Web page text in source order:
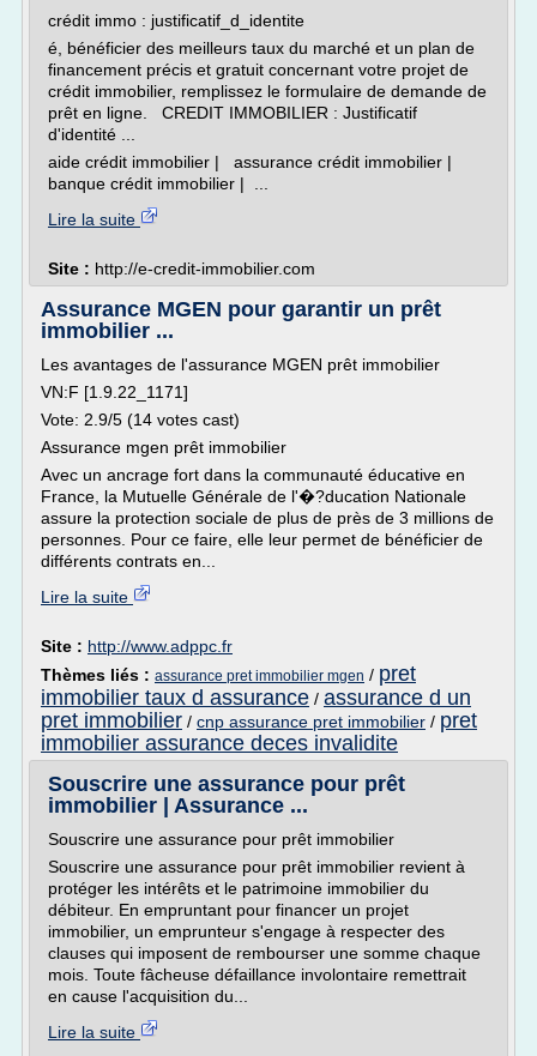
crédit immo : justificatif_d_identite
é, bénéficier des meilleurs taux du marché et un plan de
financement précis et gratuit concernant votre projet de
crédit immobilier, remplissez le formulaire de demande de
prêt en ligne. CREDIT IMMOBILIER : Justificatif
d'identité ...
aide crédit immobilier | assurance crédit immobilier |
banque crédit immobilier | ...
Lire la suite
Site : http://e-credit-immobilier.com
Assurance MGEN pour garantir un prêt
immobilier ...
Les avantages de l'assurance MGEN prêt immobilier
VN:F [1.9.22_1171]
Vote: 2.9/5 (14 votes cast)
Assurance mgen prêt immobilier
Avec un ancrage fort dans la communauté éducative en
France, la Mutuelle Générale de l'�?ducation Nationale
assure la protection sociale de plus de près de 3 millions de
personnes. Pour ce faire, elle leur permet de bénéficier de
différents contrats en...
Lire la suite
Site : http://www.adppc.fr
Thèmes liés : assurance pret immobilier mgen / pret
immobilier taux d assurance / assurance d un
pret immobilier / cnp assurance pret immobilier / pret
immobilier assurance deces invalidite
Souscrire une assurance pour prêt
immobilier | Assurance ...
Souscrire une assurance pour prêt immobilier
Souscrire une assurance pour prêt immobilier revient à
protéger les intérêts et le patrimoine immobilier du
débiteur. En empruntant pour financer un projet
immobilier, un emprunteur s'engage à respecter des
clauses qui imposent de rembourser une somme chaque
mois. Toute fâcheuse défaillance involontaire remettrait
en cause l'acquisition du...
Lire la suite